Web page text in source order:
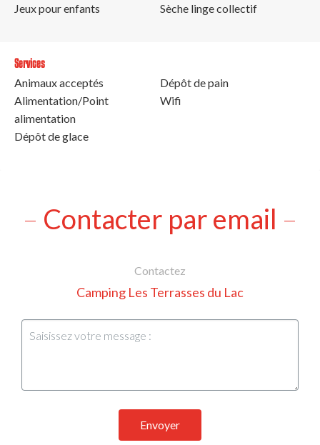
Jeux pour enfants
Sèche linge collectif
Services
Animaux acceptés
Alimentation/Point
alimentation
Dépôt de glace
Dépôt de pain
Wifi
Contacter par email
Contactez
Camping Les Terrasses du Lac
Envoyer